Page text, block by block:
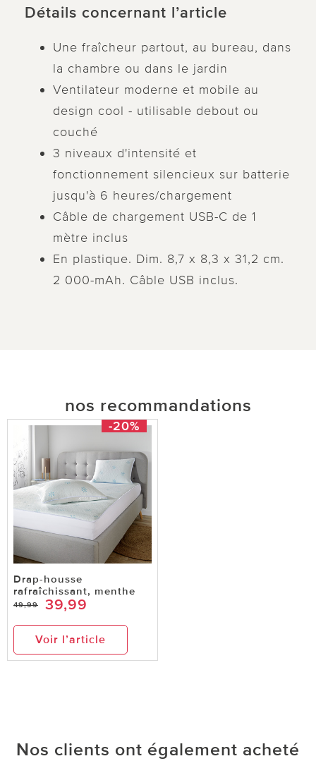
Détails concernant l’article
Une fraîcheur partout, au bureau, dans
la chambre ou dans le jardin
Ventilateur moderne et mobile au
design cool - utilisable debout ou
couché
3 niveaux d'intensité et
fonctionnement silencieux sur batterie
jusqu'à 6 heures/chargement
Câble de chargement USB-C de 1
mètre inclus
En plastique. Dim. 8,7 x 8,3 x 31,2 cm.
2 000-mAh. Câble USB inclus.
nos recommandations
-20%
Drap-housse
rafraîchissant, menthe
49,99 39,99
Voir l’article
Nos clients ont également acheté